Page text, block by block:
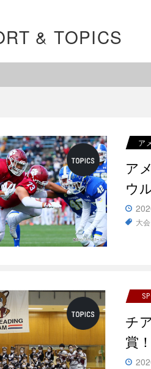
& TOPICS
ア
ア
ウ
大会
チ
賞